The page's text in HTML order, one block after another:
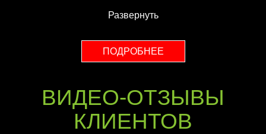
Развернуть
ПОДРОБНЕЕ
ВИДЕО-ОТЗЫВЫ
КЛИЕНТОВ